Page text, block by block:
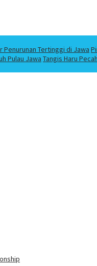
Penurunan Tertinggi di Jawa
Pulau Jawa Tangis Haru